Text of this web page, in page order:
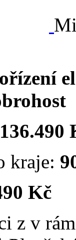
136.490
kraje:
Kč
z v